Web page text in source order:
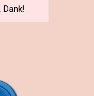
. Dank!